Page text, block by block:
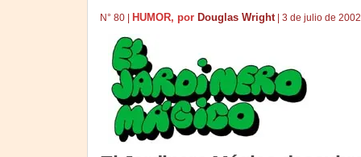
N° 80| HUMOR, por Douglas Wright 3 de julio de 2002